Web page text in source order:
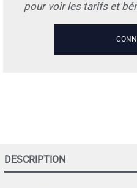
pour voir les tarifs et
DESCRIPTION